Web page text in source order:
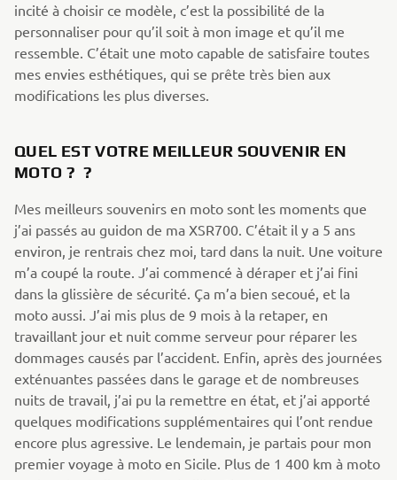
incité à choisir ce modèle, c’est la possibilité de la
personnaliser pour qu’il soit à mon image et qu’il me
ressemble. C’était une moto capable de satisfaire toutes
mes envies esthétiques, qui se prête très bien aux
modifications les plus diverses.
QUEL EST VOTRE MEILLEUR SOUVENIR EN
MOTO ? ?
Mes meilleurs souvenirs en moto sont les moments que
j’ai passés au guidon de ma XSR700. C’était il y a 5 ans
environ, je rentrais chez moi, tard dans la nuit. Une voiture
m’a coupé la route. J’ai commencé à déraper et j’ai fini
dans la glissière de sécurité. Ça m’a bien secoué, et la
moto aussi. J’ai mis plus de 9 mois à la retaper, en
travaillant jour et nuit comme serveur pour réparer les
dommages causés par l’accident. Enfin, après des journées
exténuantes passées dans le garage et de nombreuses
nuits de travail, j’ai pu la remettre en état, et j’ai apporté
quelques modifications supplémentaires qui l’ont rendue
encore plus agressive. Le lendemain, je partais pour mon
premier voyage à moto en Sicile. Plus de 1 400 km à moto